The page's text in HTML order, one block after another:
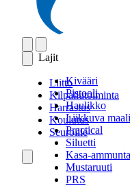
Lajit
Kivääri
Pistooli
Haulikko
Liikkuva maali
Practical
Siluetti
Kasa-ammunta
Mustaruuti
PRS
Liitto
Kilpailutoiminta
Harrastus
Koulutus
Seuroille